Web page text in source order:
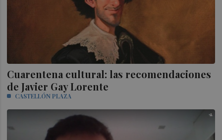
Cuarentena cultural: las recomendaciones
de Javier Gay Lorente
CASTELLÓN PLAZA